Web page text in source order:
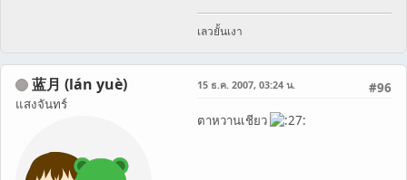
เลวยั้นเงา
蓝月 (lán yuè)
แสงจันทร์
#96
15 ธ.ค. 2007, 03:24 น.
ตาหวานเชียว